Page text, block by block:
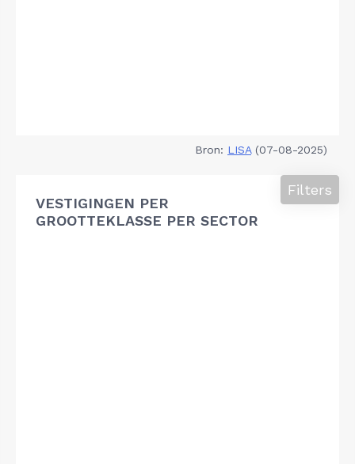
Bron: LISA(07-08-2025)
VESTIGINGEN PER
GROOTTEKLASSE PER SECTOR
Filters